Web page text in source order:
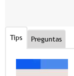
Tips Preguntas